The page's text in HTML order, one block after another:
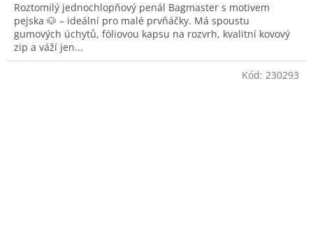
Roztomilý jednochlopňový penál Bagmaster s motivem
pejska 🐶 – ideální pro malé prvňáčky. Má spoustu
gumových úchytů, fóliovou kapsu na rozvrh, kvalitní kovový
zip a váží jen...
Kód: 230293